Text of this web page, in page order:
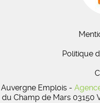
Politique
Auvergne Emplois -
du Champ de Mars 03150